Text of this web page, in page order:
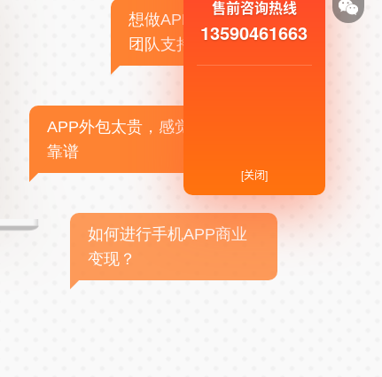
想做APP，但没有技术
团队支持
APP外包太贵，感觉不
靠谱
如何进行手机APP商业
变现？
售前咨询热线
13590461663
[关闭]